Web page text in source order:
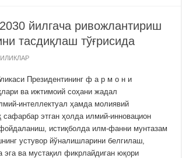
йилгача ривожлантириш
тасдиқлаш тўғрисида
Президентининг ф а р м о н и
ва ижтимоий соҳани жадал
интеллектуал ҳамда молиявий
сафарбар этган ҳолда илмий-инновацион
истиқболда илм-фанни мунтазам
устувор йўналишларини белгилаш,
эга ва мустақил фикрлайдиган юқори